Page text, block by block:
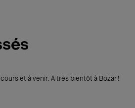
et à venir. À très bientôt à Bozar !